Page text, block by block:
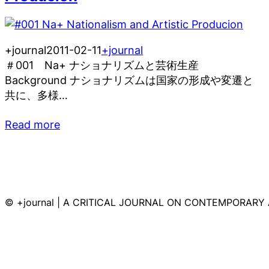
+journal2011-02-11+journal
＃001 Na+ ナショナリズムと芸術生産
Background ナショナリズムは国家の形成や変遷と
共に、多様…
Read more
© +journal | A CRITICAL JOURNAL ON CONTEMPORARY